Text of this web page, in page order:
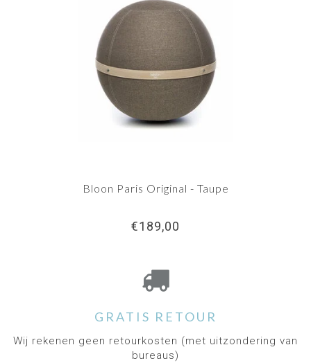
Bloon Paris Original - Taupe
€189,00
GRATIS RETOUR
Wij rekenen geen retourkosten (met uitzondering van
bureaus)